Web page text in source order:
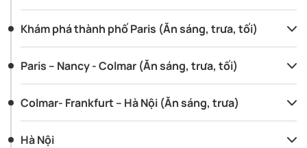
Khám phá thành phố Paris (Ăn sáng, trưa, tối)
Paris – Nancy - Colmar (Ăn sáng, trưa, tối)
Colmar- Frankfurt – Hà Nội (Ăn sáng, trưa)
Hà Nội